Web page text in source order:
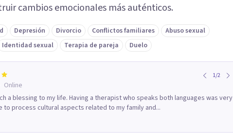
cambios emocionales más auténticos.
Depresión Divorcio Conflictos familiares
Abuso sexual
Identidad sexual Terapia de pareja Duelo
1/2
Online
a blessing to my life. Having a therapist who speaks both languages was very
to process cultural aspects related to my family and...